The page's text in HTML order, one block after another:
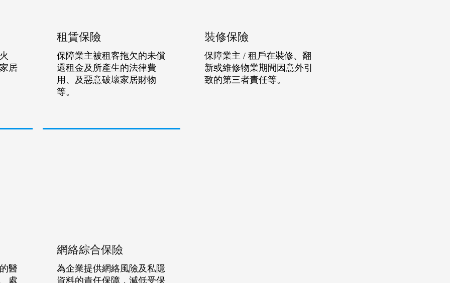
居
租賃保險
保障業主被租客拖欠的未償
還租金及所產生的法律費
用、及惡意破壞家居財物
等。
裝修保險
保障業主 / 租戶在裝修、翻
新或維修物業期間因意外引
致的第三者責任等。
醫
網絡綜合保險
為企業提供網絡風險及私隱